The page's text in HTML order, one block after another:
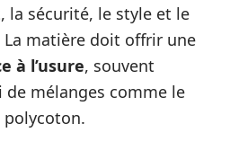
la sécurité, le style et le
matière doit offrir une
à l’usure, souvent
de mélanges comme le